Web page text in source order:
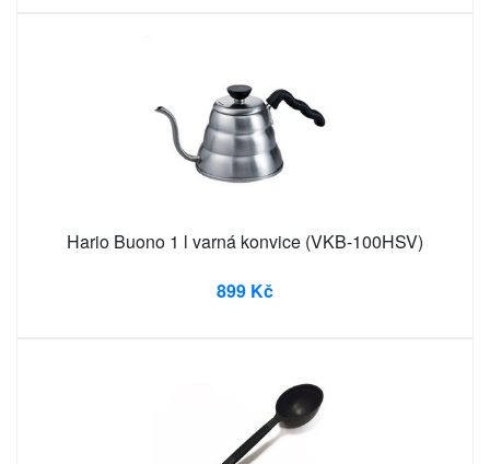
Hario Buono 1 l varná konvice (VKB-100HSV)
899 Kč